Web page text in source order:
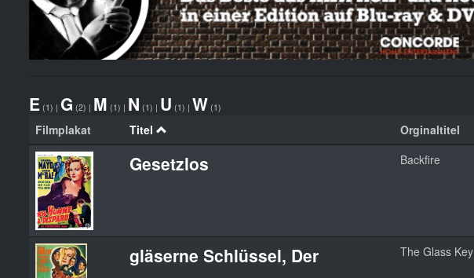
E (1) | G (2) | M (1) | N (1) | U (1) | W (1)
Filmplakat Titel Orginaltitel
Gesetzlos Backfire
gläserne Schlüssel, Der The Glass Key